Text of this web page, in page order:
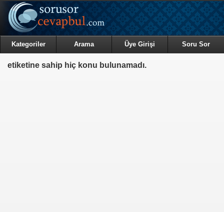
Kategoriler Arama Üye Girişi Soru Sor
etiketine sahip hiç konu bulunamadı.